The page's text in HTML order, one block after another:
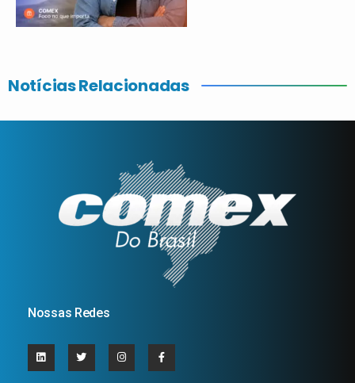
Notícias Relacionadas
Nossas Redes